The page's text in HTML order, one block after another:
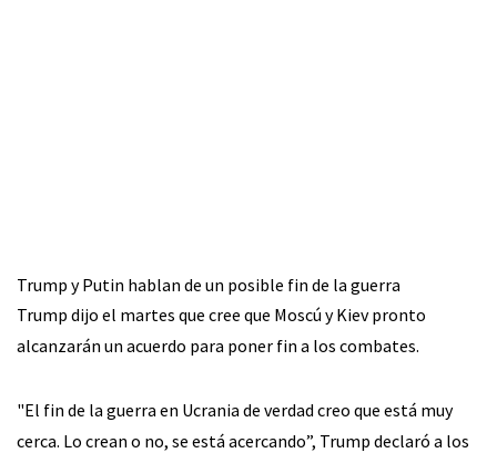
Trump y Putin hablan de un posible fin de la guerra
Trump dijo el martes que cree que Moscú y Kiev pronto
alcanzarán un acuerdo para poner fin a los combates.
"El fin de la guerra en Ucrania de verdad creo que está muy
cerca. Lo crean o no, se está acercando”, Trump declaró a los